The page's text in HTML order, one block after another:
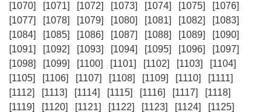
[1070]
[1071] [1072] [1073] [1074] [1075]
[1076]
[1077]
[1078] [1079] [1080] [1081] [1082]
[1083]
[1084]
[1085] [1086] [1087] [1088] [1089]
[1090]
[1091]
[1092] [1093] [1094] [1095] [1096]
[1097]
[1098]
[1099] [1100] [1101] [1102] [1103]
[1104]
[1105]
[1106] [1107] [1108] [1109] [1110]
[1111]
[1112]
[1113] [1114] [1115] [1116] [1117]
[1118]
[1119]
[1120] [1121] [1122] [1123] [1124]
[1125]